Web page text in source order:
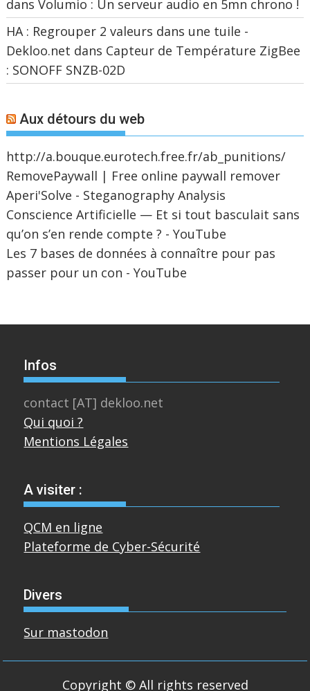
dansVolumio : Un serveur audio en 5mn chrono !
HA : Regrouper 2 valeurs dans une tuile -
Dekloo.net dans Capteur de Température ZigBee
: SONOFF SNZB-02D
Aux détours du web
http://a.bouque.eurotech.free.fr/ab_punitions/
RemovePaywall | Free online paywall remover
Aperi'Solve - Steganography Analysis
Conscience Artificielle — Et si tout basculait sans
qu’on s’en rende compte ? - YouTube
Les 7 bases de données à connaître pour pas
passer pour un con - YouTube
Infos
contact [AT] dekloo.net
Qui quoi ?
Mentions Légales
A visiter :
QCM en ligne
Plateforme de Cyber-Sécurité
Divers
Sur mastodon
Copyright © All rights reserved